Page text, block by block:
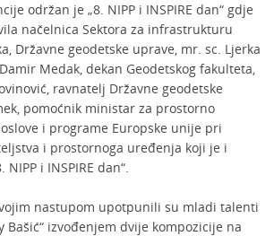
održan je „8. NIPP i INSPIRE dan“ gdje
načelnica Sektora za infrastrukturu
Državne geodetske uprave, mr. sc. Ljerka
Medak, dekan Geodetskog fakulteta,
ravnatelj Državne geodetske
pomoćnik ministar za prostorno
i programe Europske unije pri
i prostornoga uređenja koji je i
i INSPIRE dan“.
nastupom upotpunili su mladi talenti
Bašić“ izvođenjem dvije kompozicije na